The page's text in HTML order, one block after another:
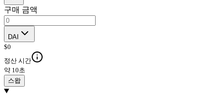
구매 금액
DAI
$0
정산 시간
약 10초
스왑